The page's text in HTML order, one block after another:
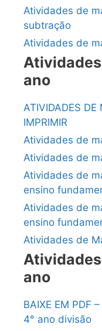
Atividades de
subtração
Atividades de
ano
ATIVIDADES
IMPRIMIR
Atividades de
Atividades de
Atividades de
ensino
Atividades de
ensino
Atividades de
ano
BAIXE EM PDF
4° ano divisão